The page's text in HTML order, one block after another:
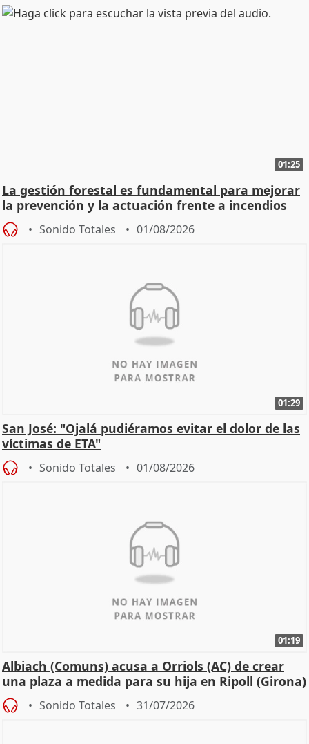
01:25
La gestión forestal es fundamental para mejorar
la prevención y la actuación frente a incendios
Sonido Totales 01/08/2026
01:29
San José: "Ojalá pudiéramos evitar el dolor de las
víctimas de ETA"
Sonido Totales 01/08/2026
01:19
Albiach (Comuns) acusa a Orriols (AC) de crear
una plaza a medida para su hija en Ripoll (Girona)
Sonido Totales 31/07/2026